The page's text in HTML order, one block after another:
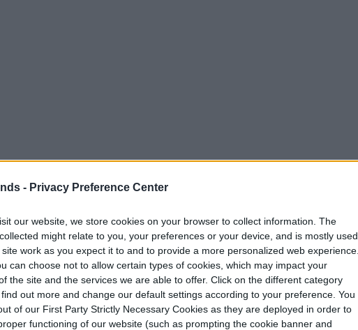
- Privacy Preference Center
our website, we store cookies on your browser to collect information. The
might relate to you, your preferences or your device, and is mostly used
work as you expect it to and to provide a more personalized web experience.
can choose not to allow certain types of cookies, which may impact your
the site and the services we are able to offer. Click on the different category
out more and change our default settings according to your preference. You
of our First Party Strictly Necessary Cookies as they are deployed in order to
functioning of our website (such as prompting the cookie banner and
dólares, el C-HR aterriza en un ajetreado y
las tendrá que ver con el Honda HR-V, el
Niro, elFord EcoSport, elNissan Kicksy el
HR inicia esta lucha en desventaja, ya que no
ruedas ni con navegación satelital, dos
en las listas de los compradores como dos